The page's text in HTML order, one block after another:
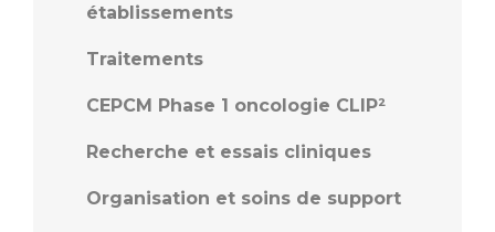
établissements
Traitements
CEPCM Phase 1 oncologie CLIP²
Recherche et essais cliniques
Organisation et soins de support